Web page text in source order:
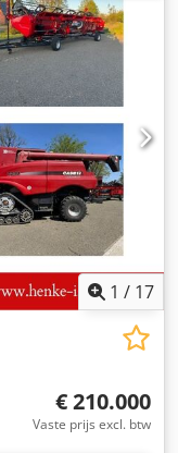
1 / 17
€ 210.000
Vaste prijs excl. btw